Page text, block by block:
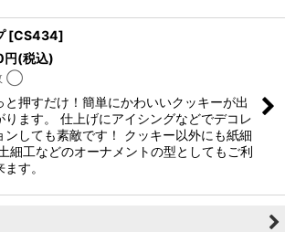
[CS434]
円(税込)
◯
と押すだけ！簡単にかわいいクッキーが出
ります。 仕上げにアイシングなどでデコレ
ンしても素敵です！ クッキー以外にも紙細
細工などのオーナメントの型としてもご利
す。